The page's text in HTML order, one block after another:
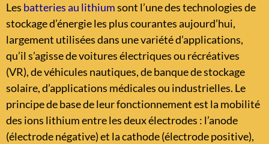
Les batteries au lithiumsont l’une des technologies de
stockage d’énergie les plus courantes aujourd’hui,
largement utilisées dans une variété d’applications,
qu’il s’agisse de voitures électriques ou récréatives
(VR), de véhicules nautiques, de banque de stockage
solaire, d’applications médicales ou industrielles. Le
principe de base de leur fonctionnement est la mobilité
des ions lithium entre les deux électrodes : l’anode
(électrode négative) et la cathode (électrode positive),